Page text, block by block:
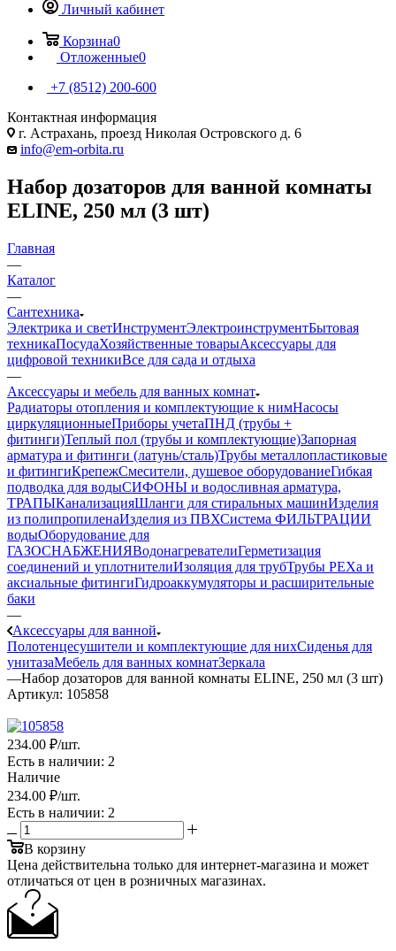
Личный кабинет
Корзина0
Отложенные0
+7 (8512) 200-600
Контактная информация
г. Астрахань, проезд Николая Островского д. 6
info@em-orbita.ru
Набор дозаторов для ванной комнаты
ELINE, 250 мл (3 шт)
Главная
—
Каталог
—
Сантехника
Электрика и светИнструментЭлектроинструментБытовая
техникаПосудаХозяйственные товарыАксессуары для
цифровой техникиВсе для сада и отдыха
—
Аксессуары и мебель для ванных комнат
Радиаторы отопления и комплектующие к нимНасосы
циркуляционныеПриборы учетаПНД (трубы +
фитинги)Теплый пол (трубы и комплектующие)Запорная
арматура и фитинги (латунь/сталь)Трубы металлопластиковые
и фитингиКрепежСмесители, душевое оборудованиеГибкая
подводка для водыСИФОНЫ и водосливная арматура,
ТРАПЫКанализацияШланги для стиральных машинИзделия
из полипропиленаИзделия из ПВХСистема ФИЛЬТРАЦИИ
водыОборудование для
ГАЗОСНАБЖЕНИЯВодонагревателиГерметизация
соединений и уплотнителиИзоляция для трубТрубы PEXa и
аксиальные фитингиГидроаккумуляторы и расширительные
баки
—
Аксессуары для ванной
Полотенцесушители и комплектующие для нихСиденья для
унитазаМебель для ванных комнатЗеркала
—Набор дозаторов для ванной комнаты ELINE, 250 мл (3 шт)
Артикул: 105858
234.00 ₽/шт.
Есть в наличии: 2
Наличие
234.00 ₽/шт.
Есть в наличии: 2
В корзину
Цена действительна только для интернет-магазина и может
отличаться от цен в розничных магазинах.